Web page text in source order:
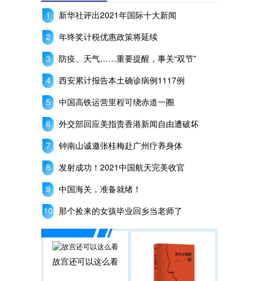
新华社评出2021年国际十大新闻
年终奖计税优惠政策将延续
防疫、天气……重要提醒，事关“双节”
西安累计报告本土确诊病例1117例
中国高铁运营里程可绕赤道一圈
外交部回应美指责香港新闻自由遭破坏
钟南山诚邀张桂梅赴广州疗养身体
发射成功！2021中国航天完美收官
中国海关，准备就绪！
那个捡来的女孩毕业回乡当老师了
故宫还可以这么看